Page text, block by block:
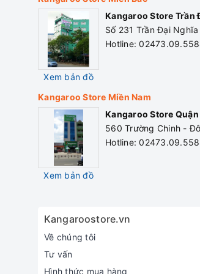
Lượng ga tiêu thụ
Xem bản đồ
Kangaroo Store Trần
Số 231 Trần Đại
Hotline:
Kangaroo Store Miền Nam
Xem bản đồ
Kangaroo Store Quận
560 Trường Chinh -
Hotline:
Kangaroostore.vn
Về chúng tôi
Tư vấn
Hình thức mua hàng